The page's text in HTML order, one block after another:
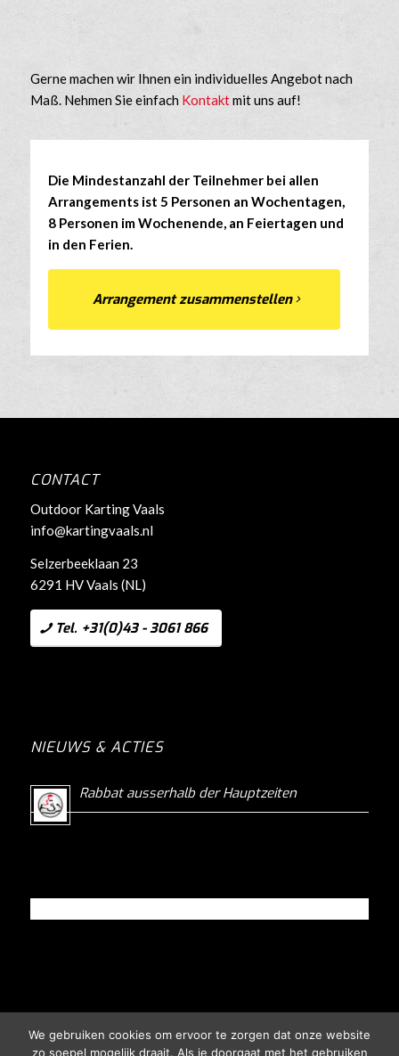
Gerne machen wir Ihnen ein individuelles Angebot nach
Maß. Nehmen Sie einfach Kontaktmit uns auf!
Die Mindestanzahl der Teilnehmer bei allen
Arrangements ist 5 Personen an Wochentagen,
8 Personen im Wochenende, an Feiertagen und
in den Ferien.
Arrangement zusammenstellen
CONTACT
Outdoor Karting Vaals
info@kartingvaals.nl
Selzerbeeklaan 23
6291 HV Vaals (NL)
Tel. +31(0)43 - 3061 866
NIEUWS & ACTIES
Rabbat ausserhalb der Hauptzeiten
We gebruiken cookies om ervoor te zorgen dat onze website
zo soepel mogelijk draait. Als je doorgaat met het gebruiken